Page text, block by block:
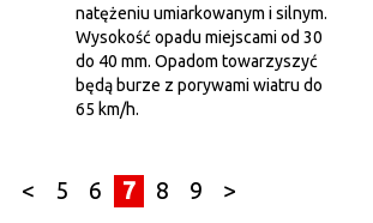
natężeniu umiarkowanym i silnym.
Wysokość opadu miejscami od 30
do 40 mm. Opadom towarzyszyć
będą burze z porywami wiatru do
65 km/h.
< 5 6 7 8 9 >